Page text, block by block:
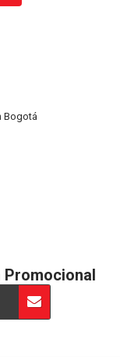
Bogotá
Promocional